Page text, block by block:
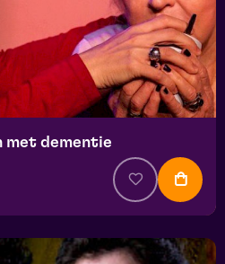
met dementie